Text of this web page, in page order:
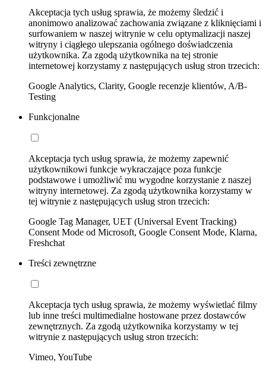
Akceptacja tych usług sprawia, że możemy śledzić i
anonimowo analizować zachowania związane z kliknięciami i
surfowaniem w naszej witrynie w celu optymalizacji naszej
witryny i ciągłego ulepszania ogólnego doświadczenia
użytkownika. Za zgodą użytkownika na tej stronie
internetowej korzystamy z następujących usług stron trzecich:
Google Analytics, Clarity, Google recenzje klientów, A/B-
Testing
Funkcjonalne
Akceptacja tych usług sprawia, że możemy zapewnić
użytkownikowi funkcje wykraczające poza funkcje
podstawowe i umożliwić mu wygodne korzystanie z naszej
witryny internetowej. Za zgodą użytkownika korzystamy w
tej witrynie z następujących usług stron trzecich:
Google Tag Manager, UET (Universal Event Tracking)
Consent Mode od Microsoft, Google Consent Mode, Klarna,
Freshchat
Treści zewnętrzne
Akceptacja tych usług sprawia, że możemy wyświetlać filmy
lub inne treści multimedialne hostowane przez dostawców
zewnętrznych. Za zgodą użytkownika korzystamy w tej
witrynie z następujących usług stron trzecich:
Vimeo, YouTube